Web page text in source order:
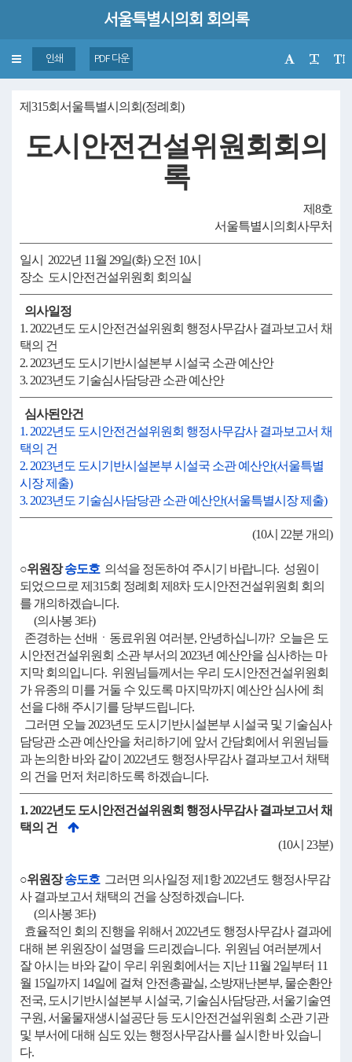
서울특별시의회 회의록
Toggle
navigation
인쇄 PDF 다운
제315회서울특별시의회(정례회)
도시안전건설위원회회의
록
제8호
서울특별시의회사무처
일시 2022년 11월 29일(화) 오전 10시
장소 도시안전건설위원회 회의실
의사일정
1. 2022년도 도시안전건설위원회 행정사무감사 결과보고서 채
택의 건
2. 2023년도 도시기반시설본부 시설국 소관 예산안
3. 2023년도 기술심사담당관 소관 예산안
심사된안건
1. 2022년도 도시안전건설위원회 행정사무감사 결과보고서 채
택의 건
2. 2023년도 도시기반시설본부 시설국 소관 예산안(서울특별
시장 제출)
3. 2023년도 기술심사담당관 소관 예산안(서울특별시장 제출)
(10시 22분 개의)
○위원장송도호 의석을 정돈하여 주시기 바랍니다. 성원이
되었으므로 제315회 정례회 제8차 도시안전건설위원회 회의
를 개의하겠습니다.
(의사봉 3타)
존경하는 선배ㆍ동료위원 여러분, 안녕하십니까? 오늘은 도
시안전건설위원회 소관 부서의 2023년 예산안을 심사하는 마
지막 회의입니다. 위원님들께서는 우리 도시안전건설위원회
가 유종의 미를 거둘 수 있도록 마지막까지 예산안 심사에 최
선을 다해 주시기를 당부드립니다.
그러면 오늘 2023년도 도시기반시설본부 시설국 및 기술심사
담당관 소관 예산안을 처리하기에 앞서 간담회에서 위원님들
과 논의한 바와 같이 2022년도 행정사무감사 결과보고서 채택
의 건을 먼저 처리하도록 하겠습니다.
1. 2022년도 도시안전건설위원회 행정사무감사 결과보고서 채
택의 건
(10시 23분)
○위원장송도호 그러면 의사일정 제1항 2022년도 행정사무감
사 결과보고서 채택의 건을 상정하겠습니다.
(의사봉 3타)
효율적인 회의 진행을 위해서 2022년도 행정사무감사 결과에
대해 본 위원장이 설명을 드리겠습니다. 위원님 여러분께서
잘 아시는 바와 같이 우리 위원회에서는 지난 11월 2일부터 11
월 15일까지 14일에 걸쳐 안전총괄실, 소방재난본부, 물순환안
전국, 도시기반시설본부 시설국, 기술심사담당관, 서울기술연
구원, 서울물재생시설공단 등 도시안전건설위원회 소관 기관
및 부서에 대해 심도 있는 행정사무감사를 실시한 바 있습니
다.